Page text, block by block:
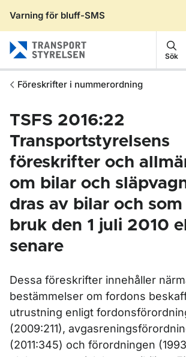
Varning för bluff-SMS
Sök
Föreskrifter i nummerordning
TSFS 2016:22
Transportstyrelsens
föreskrifter och
om bilar och
dras av bilar och som
bruk den 1 juli 2010
senare
Dessa föreskrifter innehåller
bestämmelser om fordons
utrustning enligt
(2009:211),
(2011:345) och förordningen